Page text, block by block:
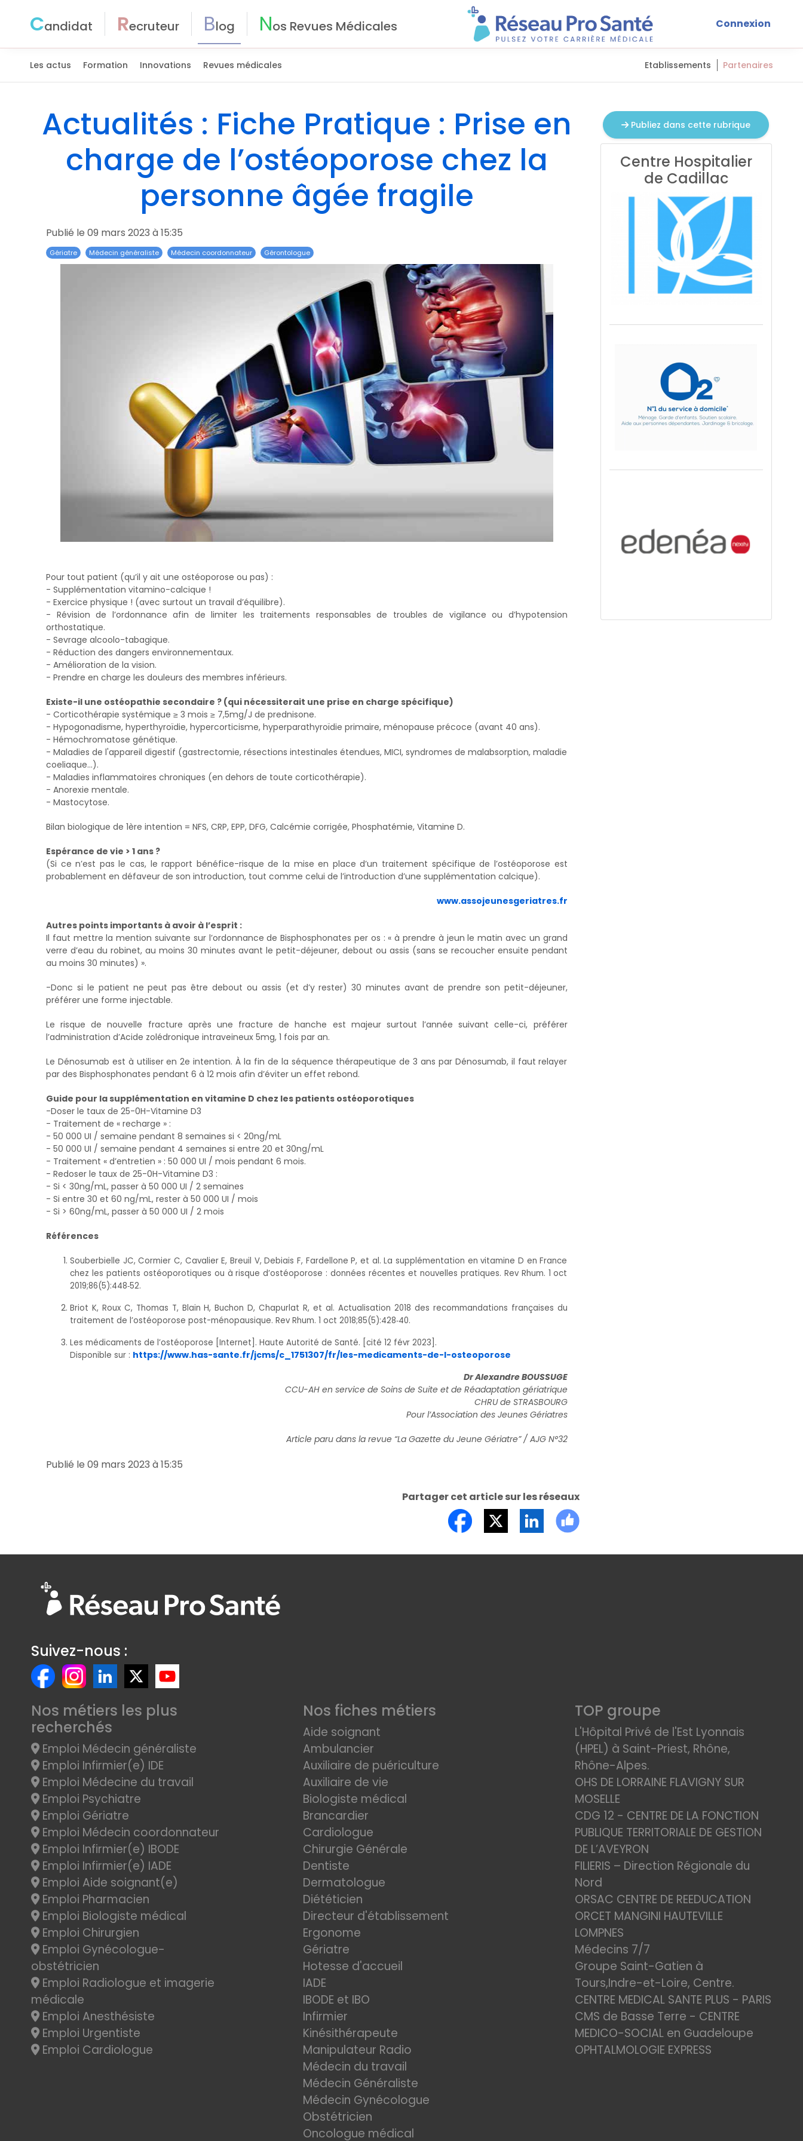
Candidat Recruteur Blog Nos Revues Médicales Connexion
Les actus Formation Innovations Revues médicales Etablissements Partenaires
Actualités : Fiche Pratique : Prise en
charge de l’ostéoporose chez la
personne âgée fragile
Publié le 09 mars 2023 à 15:35
Gériatre Médecin généraliste Médecin coordonnateur Gérontologue
Pour tout patient (qu’il y ait une ostéoporose ou pas) :
- Supplémentation vitamino-calcique !
- Exercice physique ! (avec surtout un travail d’équilibre).
- Révision de l’ordonnance afin de limiter les traitements responsables de troubles de vigilance ou d’hypotension
orthostatique.
- Sevrage alcoolo-tabagique.
- Réduction des dangers environnementaux.
- Amélioration de la vision.
- Prendre en charge les douleurs des membres inférieurs.
Existe-il une ostéopathie secondaire ? (qui nécessiterait une prise en charge spécifique)
- Corticothérapie systémique ≥ 3 mois ≥ 7,5mg/J de prednisone.
- Hypogonadisme, hyperthyroïdie, hypercorticisme, hyperparathyroïdie primaire, ménopause précoce (avant 40 ans).
- Hémochromatose génétique.
- Maladies de l'appareil digestif (gastrectomie, résections intestinales étendues, MICI, syndromes de malabsorption, maladie
coeliaque…).
- Maladies inflammatoires chroniques (en dehors de toute corticothérapie).
- Anorexie mentale.
- Mastocytose.
Bilan biologique de 1ère intention = NFS, CRP, EPP, DFG, Calcémie corrigée, Phosphatémie, Vitamine D.
Espérance de vie > 1 ans ?
(Si ce n’est pas le cas, le rapport bénéfice-risque de la mise en place d’un traitement spécifique de l’ostéoporose est
probablement en défaveur de son introduction, tout comme celui de l’introduction d’une supplémentation calcique).
www.assojeunesgeriatres.fr
Autres points importants à avoir à l’esprit :
Il faut mettre la mention suivante sur l’ordonnance de Bisphosphonates per os : « à prendre à jeun le matin avec un grand
verre d’eau du robinet, au moins 30 minutes avant le petit-déjeuner, debout ou assis (sans se recoucher ensuite pendant
au moins 30 minutes) ».
-Donc si le patient ne peut pas être debout ou assis (et d’y rester) 30 minutes avant de prendre son petit-déjeuner,
préférer une forme injectable.
Le risque de nouvelle fracture après une fracture de hanche est majeur surtout l’année suivant celle-ci, préférer
l’administration d’Acide zolédronique intraveineux 5mg, 1 fois par an.
Le Dénosumab est à utiliser en 2e intention. À la fin de la séquence thérapeutique de 3 ans par Dénosumab, il faut relayer
par des Bisphosphonates pendant 6 à 12 mois afin d’éviter un effet rebond.
Guide pour la supplémentation en vitamine D chez les patients ostéoporotiques
-Doser le taux de 25-0H-Vitamine D3
- Traitement de « recharge » :
- 50 000 UI / semaine pendant 8 semaines si < 20ng/mL
- 50 000 UI / semaine pendant 4 semaines si entre 20 et 30ng/mL
- Traitement « d’entretien » : 50 000 UI / mois pendant 6 mois.
- Redoser le taux de 25-0H-Vitamine D3 :
- Si < 30ng/mL, passer à 50 000 UI / 2 semaines
- Si entre 30 et 60 ng/mL, rester à 50 000 UI / mois
- Si > 60ng/mL, passer à 50 000 UI / 2 mois
Références
Souberbielle JC, Cormier C, Cavalier E, Breuil V, Debiais F, Fardellone P, et al. La supplémentation en vitamine D en France
chez les patients ostéoporotiques ou à risque d’ostéoporose : données récentes et nouvelles pratiques. Rev Rhum. 1 oct
2019;86(5):448‑52.
Briot K, Roux C, Thomas T, Blain H, Buchon D, Chapurlat R, et al. Actualisation 2018 des recommandations françaises du
traitement de l’ostéoporose post-ménopausique. Rev Rhum. 1 oct 2018;85(5):428‑40.
Les médicaments de l’ostéoporose [Internet]. Haute Autorité de Santé. [cité 12 févr 2023].
Disponible sur : https://www.has-sante.fr/jcms/c_1751307/fr/les-medicaments-de-l-osteoporose
Dr Alexandre BOUSSUGE
CCU-AH en service de Soins de Suite et de Réadaptation gériatrique
CHRU de STRASBOURG
Pour l’Association des Jeunes Gériatres
Article paru dans la revue “La Gazette du Jeune Gériatre” / AJG N°32
Publié le 09 mars 2023 à 15:35
Partager cet article sur les réseaux
Publiez dans cette rubrique
Centre Hospitalier
de Cadillac
Suivez-nous :
Nos métiers les plus
recherchés
Emploi Médecin généraliste
Emploi Infirmier(e) IDE
Emploi Médecine du travail
Emploi Psychiatre
Emploi Gériatre
Emploi Médecin coordonnateur
Emploi Infirmier(e) IBODE
Emploi Infirmier(e) IADE
Emploi Aide soignant(e)
Emploi Pharmacien
Emploi Biologiste médical
Emploi Chirurgien
Emploi Gynécologue-
obstétricien
Emploi Radiologue et imagerie
médicale
Emploi Anesthésiste
Emploi Urgentiste
Emploi Cardiologue
Nos fiches métiers
Aide soignant
Ambulancier
Auxiliaire de puériculture
Auxiliaire de vie
Biologiste médical
Brancardier
Cardiologue
Chirurgie Générale
Dentiste
Dermatologue
Diététicien
Directeur d'établissement
Ergonome
Gériatre
Hotesse d'accueil
IADE
IBODE et IBO
Infirmier
Kinésithérapeute
Manipulateur Radio
Médecin du travail
Médecin Généraliste
Médecin Gynécologue
Obstétricien
Oncologue médical
TOP groupe
L'Hôpital Privé de l'Est Lyonnais
(HPEL) à Saint-Priest, Rhône,
Rhône-Alpes.
OHS DE LORRAINE FLAVIGNY SUR
MOSELLE
CDG 12 - CENTRE DE LA FONCTION
PUBLIQUE TERRITORIALE DE GESTION
DE L’AVEYRON
FILIERIS – Direction Régionale du
Nord
ORSAC CENTRE DE REEDUCATION
ORCET MANGINI HAUTEVILLE
LOMPNES
Médecins 7/7
Groupe Saint-Gatien à
Tours,Indre-et-Loire, Centre.
CENTRE MEDICAL SANTE PLUS - PARIS
CMS de Basse Terre - CENTRE
MEDICO-SOCIAL en Guadeloupe
OPHTALMOLOGIE EXPRESS